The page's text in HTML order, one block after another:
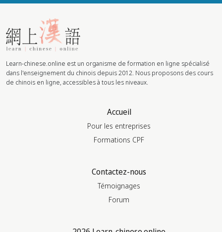
Learn-chinese.online est un organisme de formation en ligne spécialisé
dans l'enseignement du chinois depuis 2012. Nous proposons des cours
de chinois en ligne, accessibles à tous les niveaux.
Accueil
Pour les entreprises
Formations CPF
Contactez-nous
Témoignages
Forum